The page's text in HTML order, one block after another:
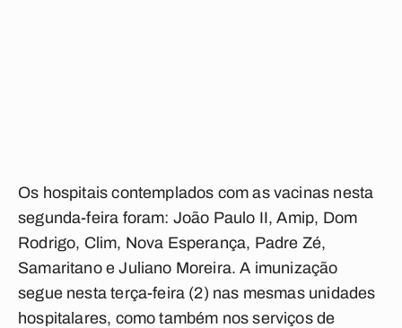
Os hospitais contemplados com as vacinas nesta
segunda-feira foram: João Paulo II, Amip, Dom
Rodrigo, Clim, Nova Esperança, Padre Zé,
Samaritano e Juliano Moreira. A imunização
segue nesta terça-feira (2) nas mesmas unidades
hospitalares, como também nos serviços de